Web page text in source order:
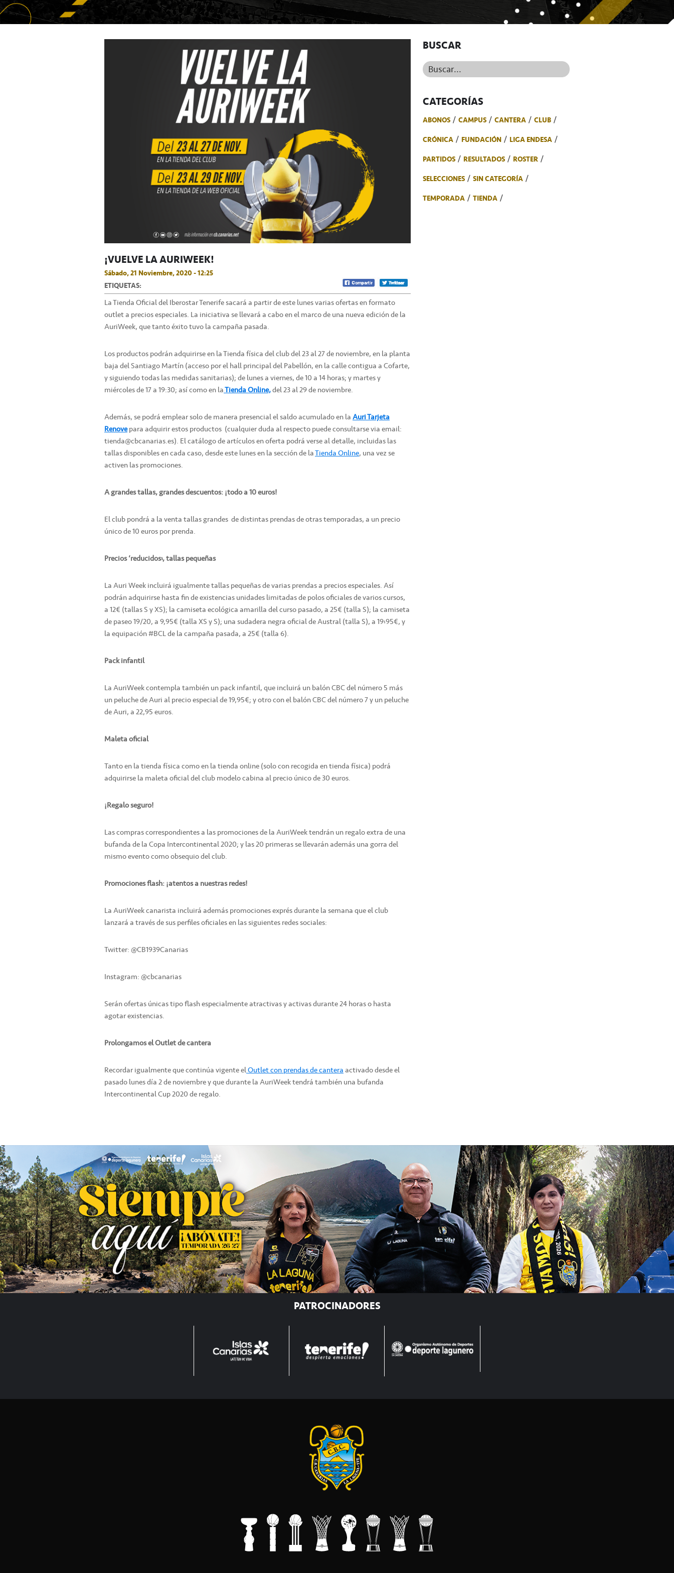
¡VUELVE LA AURIWEEK!
Sábado, 21 Noviembre, 2020 - 12:25
ETIQUETAS:
La Tienda Oficial del Iberostar Tenerife sacará a partir de este lunes varias ofertas en formato
outlet a precios especiales. La iniciativa se llevará a cabo en el marco de una nueva edición de la
AuriWeek, que tanto éxito tuvo la campaña pasada.
Los productos podrán adquirirse en la Tienda física del club del 23 al 27 de noviembre, en la planta
baja del Santiago Martín (acceso por el hall principal del Pabellón, en la calle contigua a Cofarte,
y siguiendo todas las medidas sanitarias); de lunes a viernes, de 10 a 14 horas; y martes y
miércoles de 17 a 19:30; así como en laTienda Online,del 23 al 29 de noviembre.
Además, se podrá emplear solo de manera presencial el saldo acumulado en laAuri Tarjeta
Renovepara adquirir estos productos (cualquier duda al respecto puede consultarse via email:
tienda@cbcanarias.es). El catálogo de artículos en oferta podrá verse al detalle, incluidas las
tallas disponibles en cada caso, desde este lunes en la sección de laTienda Online, una vez se
activen las promociones.
A grandes tallas, grandes descuentos: ¡todo a 10 euros!
El club pondrá a la venta tallas grandes de distintas prendas de otras temporadas, a un precio
único de 10 euros por prenda.
Precios ‘reducidos’, tallas pequeñas
La Auri Week incluirá igualmente tallas pequeñas de varias prendas a precios especiales. Así
podrán adquirirse hasta fin de existencias unidades limitadas de polos oficiales de varios cursos,
a 12€ (tallas S y XS); la camiseta ecológica amarilla del curso pasado, a 25€ (talla S); la camiseta
de paseo 19/20, a 9,95€ (talla XS y S); una sudadera negra oficial de Austral (talla S), a 19’95€, y
la equipación #BCL de la campaña pasada, a 25€ (talla 6).
Pack infantil
La AuriWeek contempla también un pack infantil, que incluirá un balón CBC del número 5 más
un peluche de Auri al precio especial de 19,95€; y otro con el balón CBC del número 7 y un peluche
de Auri, a 22,95 euros.
Maleta oficial
Tanto en la tienda física como en la tienda online (solo con recogida en tienda física) podrá
adquirirse la maleta oficial del club modelo cabina al precio único de 30 euros.
¡Regalo seguro!
Las compras correspondientes a las promociones de la AuriWeek tendrán un regalo extra de una
bufanda de la Copa Intercontinental 2020; y las 20 primeras se llevarán además una gorra del
mismo evento como obsequio del club.
Promociones flash:¡atentos a nuestras redes!
La AuriWeek canarista incluirá además promociones exprés durante la semana que el club
lanzará a través de sus perfiles oficiales en las siguientes redes sociales:
Twitter: @CB1939Canarias
Instagram: @cbcanarias
Serán ofertas únicas tipo flash especialmente atractivas y activas durante 24 horas o hasta
agotar existencias.
Prolongamos el Outlet de cantera
Recordar igualmente que continúa vigente elOutlet con prendas de canteraactivado desde el
pasado lunes día 2 de noviembre y que durante la AuriWeek tendrá también una bufanda
Intercontinental Cup 2020 de regalo.
BUSCAR
Buscar...
CATEGORÍAS
ABONOS CAMPUS CANTERA
CLUB
CRÓNICA
FUNDACIÓN
LIGA ENDESA
PARTIDOS
RESULTADOS
ROSTER
SELECCIONES
SIN CATEGORÍA
TEMPORADA
TIENDA
PATROCINADORES